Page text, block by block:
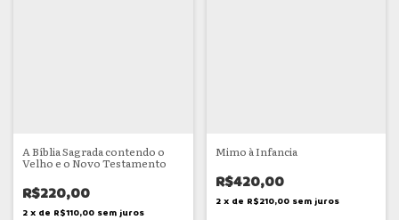
A Bíblia Sagrada contendo o
Velho e o Novo Testamento
R$220,00
2 x de R$110,00 sem juros
Mimo à Infancia
R$420,00
2 x de R$210,00 sem juros